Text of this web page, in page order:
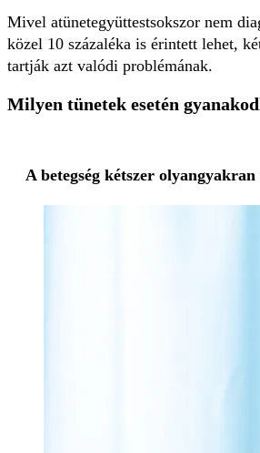
Mivel atünetegyüttestsokszor nem
közel 10 százaléka is érintett lehet,
tartják azt valódi problémának.
Milyen tünetek esetén
A betegség kétszer